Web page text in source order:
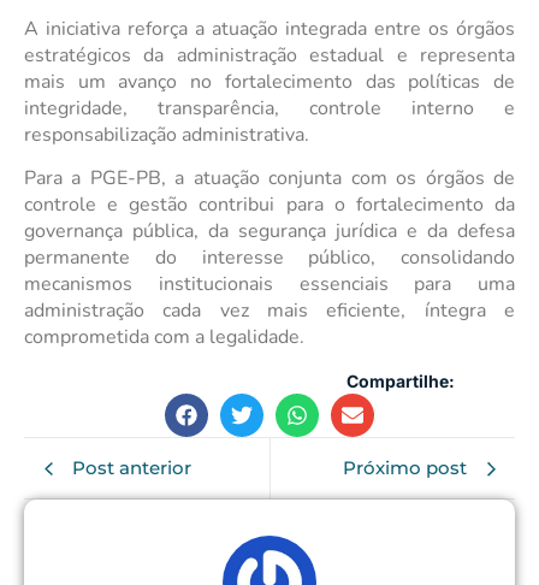
A iniciativa reforça a atuação integrada entre os órgãos
estratégicos da administração estadual e representa
mais um avanço no fortalecimento das políticas de
integridade, transparência, controle interno e
responsabilização administrativa.
Para a PGE-PB, a atuação conjunta com os órgãos de
controle e gestão contribui para o fortalecimento da
governança pública, da segurança jurídica e da defesa
permanente do interesse público, consolidando
mecanismos institucionais essenciais para uma
administração cada vez mais eficiente, íntegra e
comprometida com a legalidade.
Compartilhe:
Post anterior Próximo post